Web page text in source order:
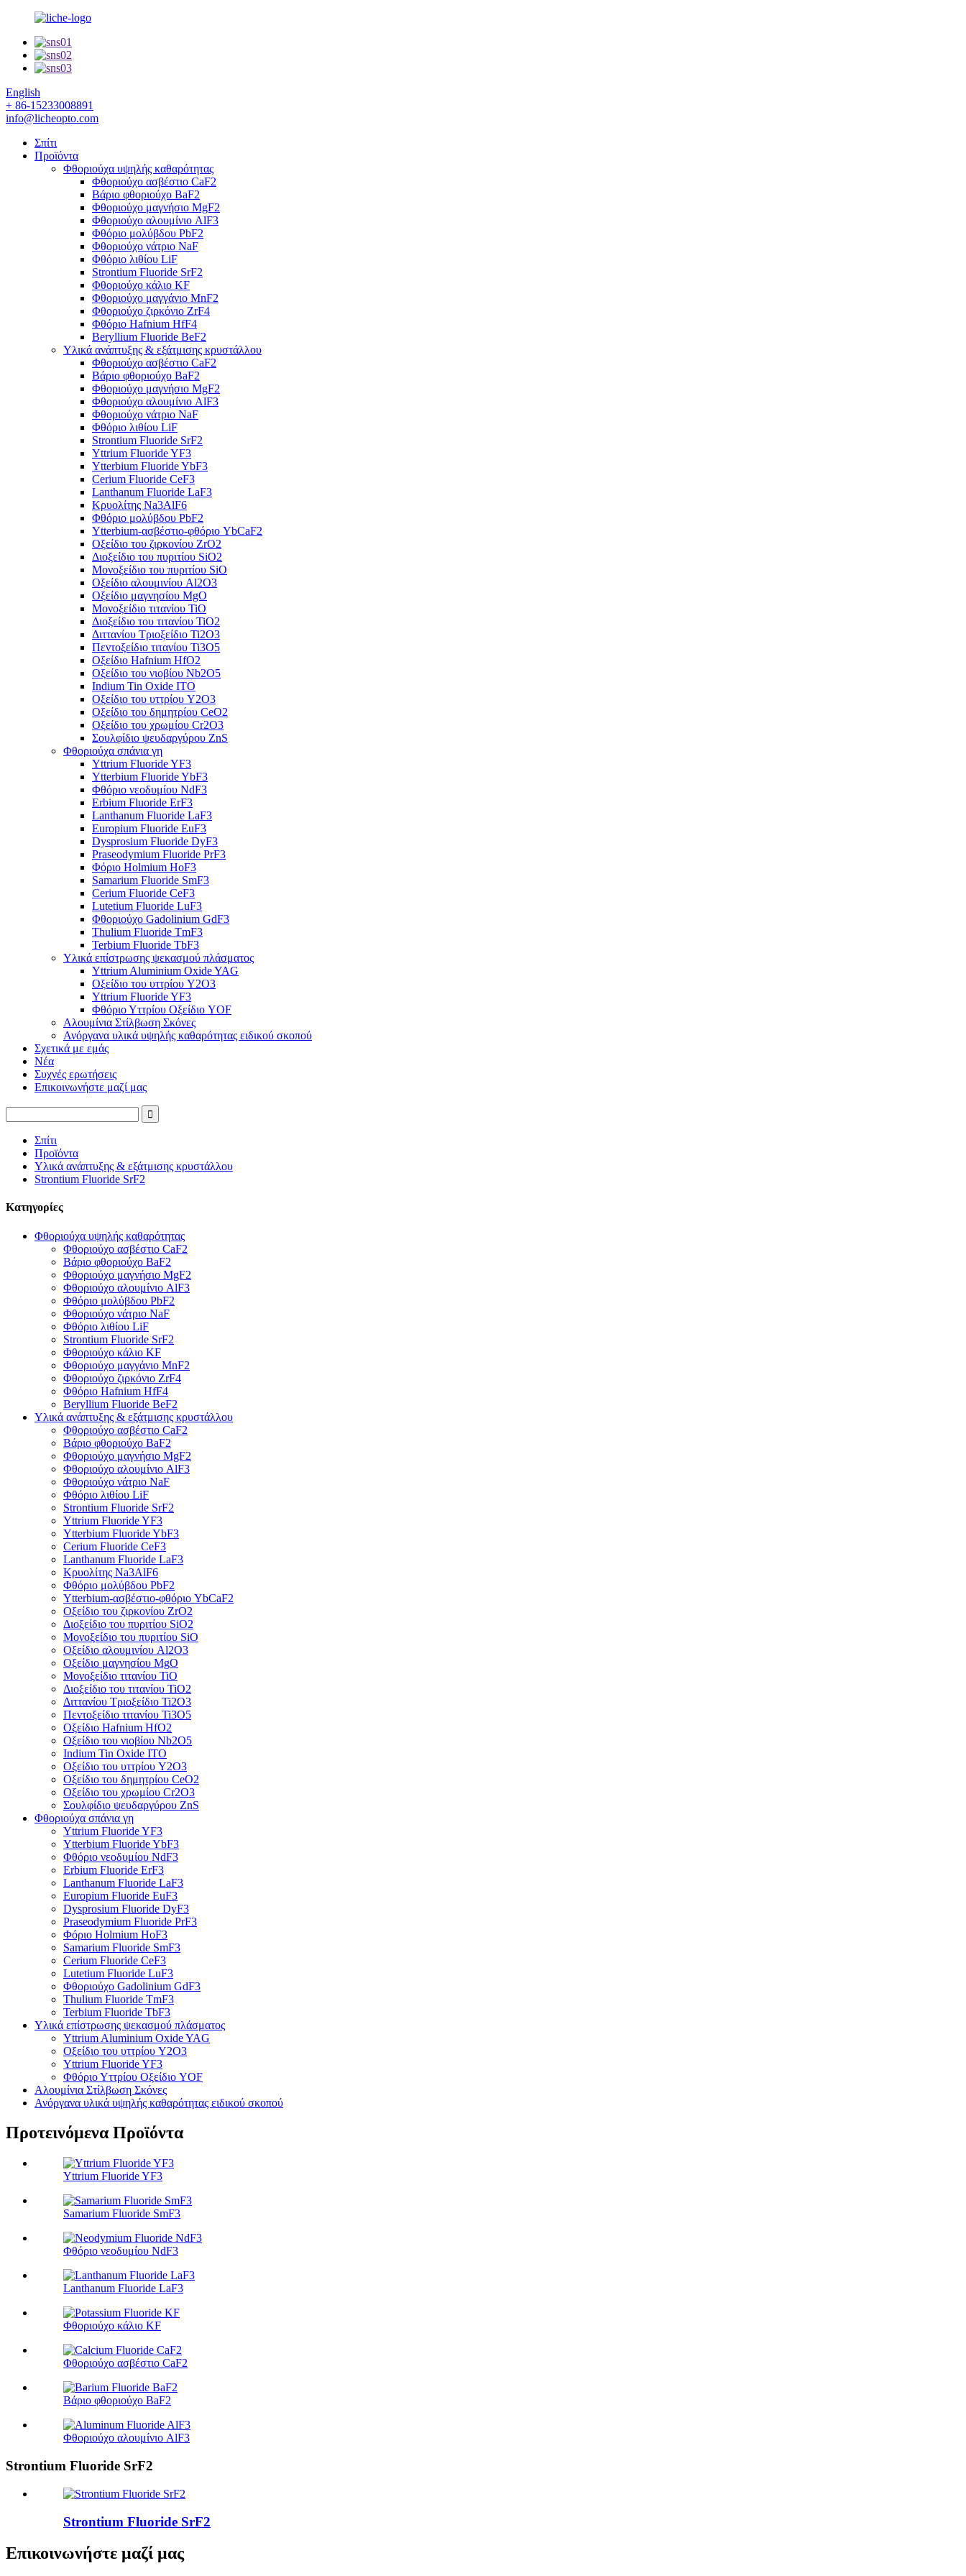
English
+ 86-15233008891
info@licheopto.com
Σπίτι
Προϊόντα
Φθοριούχα υψηλής καθαρότητας
Φθοριούχο ασβέστιο CaF2
Βάριο φθοριούχο BaF2
Φθοριούχο μαγνήσιο MgF2
Φθοριούχο αλουμίνιο AlF3
Φθόριο μολύβδου PbF2
Φθοριούχο νάτριο NaF
Φθόριο λιθίου LiF
Strontium Fluoride SrF2
Φθοριούχο κάλιο KF
Φθοριούχο μαγγάνιο MnF2
Φθοριούχο ζιρκόνιο ZrF4
Φθόριο Hafnium HfF4
Beryllium Fluoride BeF2
Υλικά ανάπτυξης & εξάτμισης κρυστάλλου
Φθοριούχο ασβέστιο CaF2
Βάριο φθοριούχο BaF2
Φθοριούχο μαγνήσιο MgF2
Φθοριούχο αλουμίνιο AlF3
Φθοριούχο νάτριο NaF
Φθόριο λιθίου LiF
Strontium Fluoride SrF2
Yttrium Fluoride YF3
Ytterbium Fluoride YbF3
Cerium Fluoride CeF3
Lanthanum Fluoride LaF3
Κρυολίτης Na3AlF6
Φθόριο μολύβδου PbF2
Ytterbium-ασβέστιο-φθόριο YbCaF2
Οξείδιο του ζιρκονίου ZrO2
Διοξείδιο του πυριτίου SiO2
Μονοξείδιο του πυριτίου SiO
Οξείδιο αλουμινίου Al2O3
Οξείδιο μαγνησίου MgO
Μονοξείδιο τιτανίου TiO
Διοξείδιο του τιτανίου TiO2
Διττανίου Τριοξείδιο Ti2O3
Πεντοξείδιο τιτανίου Ti3O5
Οξείδιο Hafnium HfO2
Οξείδιο του νιοβίου Nb2O5
Indium Tin Oxide ITO
Οξείδιο του υττρίου Y2O3
Οξείδιο του δημητρίου CeO2
Οξείδιο του χρωμίου Cr2O3
Σουλφίδιο ψευδαργύρου ZnS
Φθοριούχα σπάνια γη
Yttrium Fluoride YF3
Ytterbium Fluoride YbF3
Φθόριο νεοδυμίου NdF3
Erbium Fluoride ErF3
Lanthanum Fluoride LaF3
Europium Fluoride EuF3
Dysprosium Fluoride DyF3
Praseodymium Fluoride PrF3
Φόριο Holmium HoF3
Samarium Fluoride SmF3
Cerium Fluoride CeF3
Lutetium Fluoride LuF3
Φθοριούχο Gadolinium GdF3
Thulium Fluoride TmF3
Terbium Fluoride TbF3
Υλικά επίστρωσης ψεκασμού πλάσματος
Yttrium Aluminium Oxide YAG
Οξείδιο του υττρίου Y2O3
Yttrium Fluoride YF3
Φθόριο Υττρίου Οξείδιο YOF
Αλουμίνια Στίλβωση Σκόνες
Ανόργανα υλικά υψηλής καθαρότητας ειδικού σκοπού
Σχετικά με εμάς
Νέα
Συχνές ερωτήσεις
Επικοινωνήστε μαζί μας
Σπίτι
Προϊόντα
Υλικά ανάπτυξης & εξάτμισης κρυστάλλου
Strontium Fluoride SrF2
Κατηγορίες
Φθοριούχα υψηλής καθαρότητας
Φθοριούχο ασβέστιο CaF2
Βάριο φθοριούχο BaF2
Φθοριούχο μαγνήσιο MgF2
Φθοριούχο αλουμίνιο AlF3
Φθόριο μολύβδου PbF2
Φθοριούχο νάτριο NaF
Φθόριο λιθίου LiF
Strontium Fluoride SrF2
Φθοριούχο κάλιο KF
Φθοριούχο μαγγάνιο MnF2
Φθοριούχο ζιρκόνιο ZrF4
Φθόριο Hafnium HfF4
Beryllium Fluoride BeF2
Υλικά ανάπτυξης & εξάτμισης κρυστάλλου
Φθοριούχο ασβέστιο CaF2
Βάριο φθοριούχο BaF2
Φθοριούχο μαγνήσιο MgF2
Φθοριούχο αλουμίνιο AlF3
Φθοριούχο νάτριο NaF
Φθόριο λιθίου LiF
Strontium Fluoride SrF2
Yttrium Fluoride YF3
Ytterbium Fluoride YbF3
Cerium Fluoride CeF3
Lanthanum Fluoride LaF3
Κρυολίτης Na3AlF6
Φθόριο μολύβδου PbF2
Ytterbium-ασβέστιο-φθόριο YbCaF2
Οξείδιο του ζιρκονίου ZrO2
Διοξείδιο του πυριτίου SiO2
Μονοξείδιο του πυριτίου SiO
Οξείδιο αλουμινίου Al2O3
Οξείδιο μαγνησίου MgO
Μονοξείδιο τιτανίου TiO
Διοξείδιο του τιτανίου TiO2
Διττανίου Τριοξείδιο Ti2O3
Πεντοξείδιο τιτανίου Ti3O5
Οξείδιο Hafnium HfO2
Οξείδιο του νιοβίου Nb2O5
Indium Tin Oxide ITO
Οξείδιο του υττρίου Y2O3
Οξείδιο του δημητρίου CeO2
Οξείδιο του χρωμίου Cr2O3
Σουλφίδιο ψευδαργύρου ZnS
Φθοριούχα σπάνια γη
Yttrium Fluoride YF3
Ytterbium Fluoride YbF3
Φθόριο νεοδυμίου NdF3
Erbium Fluoride ErF3
Lanthanum Fluoride LaF3
Europium Fluoride EuF3
Dysprosium Fluoride DyF3
Praseodymium Fluoride PrF3
Φόριο Holmium HoF3
Samarium Fluoride SmF3
Cerium Fluoride CeF3
Lutetium Fluoride LuF3
Φθοριούχο Gadolinium GdF3
Thulium Fluoride TmF3
Terbium Fluoride TbF3
Υλικά επίστρωσης ψεκασμού πλάσματος
Yttrium Aluminium Oxide YAG
Οξείδιο του υττρίου Y2O3
Yttrium Fluoride YF3
Φθόριο Υττρίου Οξείδιο YOF
Αλουμίνια Στίλβωση Σκόνες
Ανόργανα υλικά υψηλής καθαρότητας ειδικού σκοπού
Προτεινόμενα Προϊόντα
Yttrium Fluoride YF3
Samarium Fluoride SmF3
Φθόριο νεοδυμίου NdF3
Lanthanum Fluoride LaF3
Φθοριούχο κάλιο KF
Φθοριούχο ασβέστιο CaF2
Βάριο φθοριούχο BaF2
Φθοριούχο αλουμίνιο AlF3
Strontium Fluoride SrF2
Strontium Fluoride SrF2
Επικοινωνήστε μαζί μας